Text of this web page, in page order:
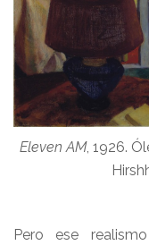
Eleven AM, 1926.
Pero ese